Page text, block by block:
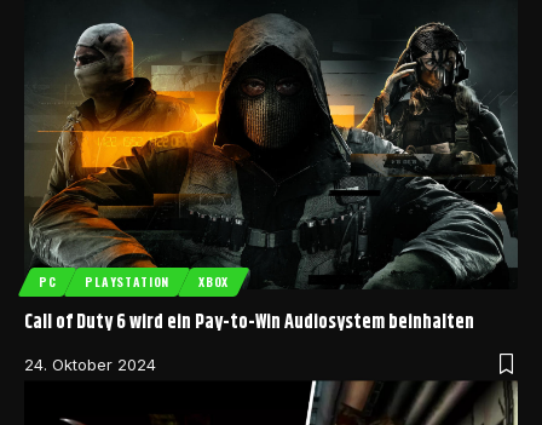
PC PLAYSTATION XBOX
Call of Duty 6 wird ein Pay-to-Win Audiosystem beinhalten
24. Oktober 2024